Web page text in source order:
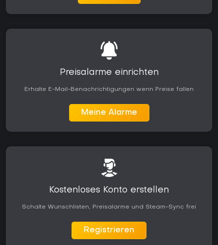
Preisalarme einrichten
Erhalte E-Mail-Benachrichtigungen wenn Preise fallen
Meine Alarme
Kostenloses Konto erstellen
Schalte Wunschlisten, Preisalarme und Steam-Sync frei
Registrieren